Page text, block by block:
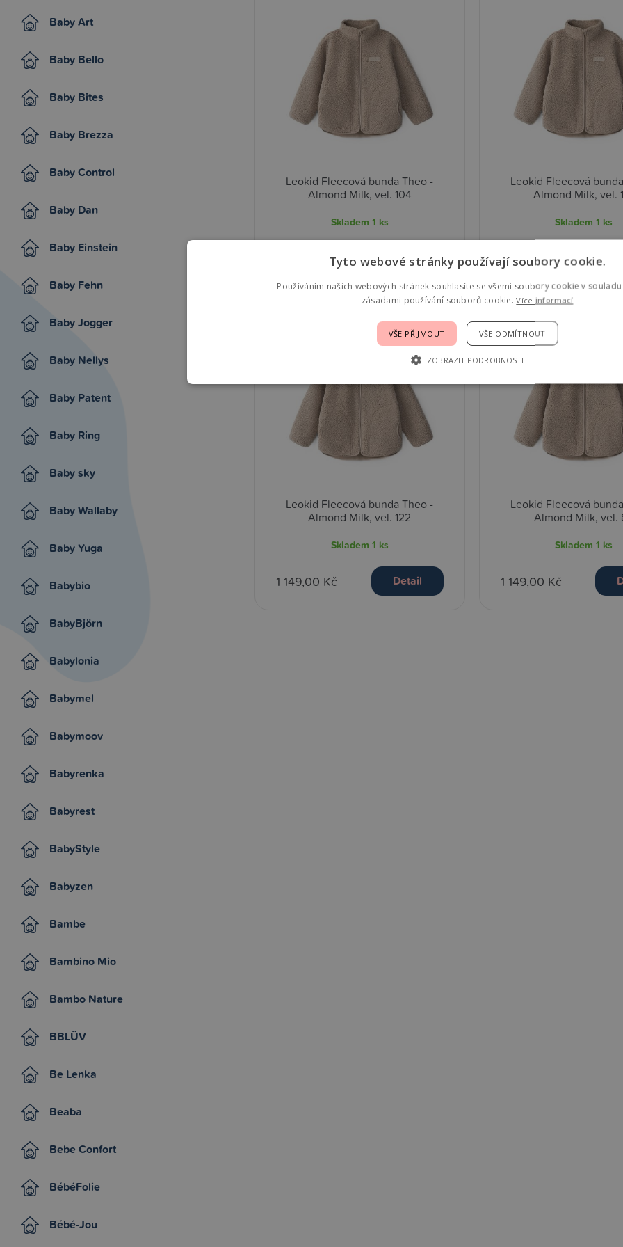
Baby Art
Baby Bello
Baby Bites
Baby Brezza
Baby Control
Baby Dan
Baby Einstein
Baby Fehn
Baby Jogger
Baby Nellys
Baby Patent
Baby Ring
Baby sky
Baby Wallaby
Baby Yuga
Babybio
BabyBjörn
Babylonia
Babymel
Babymoov
Babyrenka
Babyrest
BabyStyle
Babyzen
Bambe
Bambino Mio
Bambo Nature
BBLÜV
Be Lenka
Beaba
Bebe Confort
BébéFolie
Bébé-Jou
Leokid Fleecová bunda Theo -
Almond Milk, vel. 104
Skladem 1 ks
1 149,00 Kč Detail
Leokid Fleecová
Almond Milk, vel.
Skladem1 ks
1 149,00 Kč
Leokid Fleecová bunda Theo -
Almond Milk, vel. 122
Skladem 1 ks
1 149,00 Kč Detail
Leokid Fleecová
Almond Milk, vel.
Skladem1 ks
1 149,00 Kč
Tyto webové stránky používají soubory cookie.
Používáním našich webových stránek souhlasíte se všemi soubory cookie v
zásadami používání souborů cookie.Více informací
VŠE PŘIJMOUT VŠE ODMÍTNOUT
ZOBRAZIT PODROBNOSTI